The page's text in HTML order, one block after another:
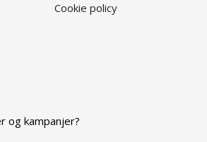
Cookie policy
og kampanjer?